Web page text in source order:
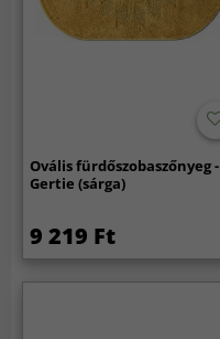
Ovális fürdőszobaszőnyeg -
Gertie (sárga)
9 219 Ft